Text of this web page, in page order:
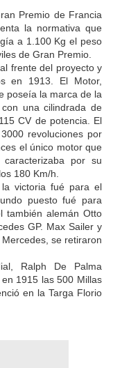
Premio de Francia
la normativa que
a 1.100 Kg el peso
de Gran Premio.
frente del proyecto y
en 1913. El Motor,
poseía la marca de la
una cilindrada de
CV de potencia. El
revoluciones por
el único motor que
por su
180 Km/h.
victoria fué para el
puesto fué para
también alemán Otto
GP. Max Sailer y
se retiraron
Ralph De Palma
1915 las 500 Millas
en la Targa Florio